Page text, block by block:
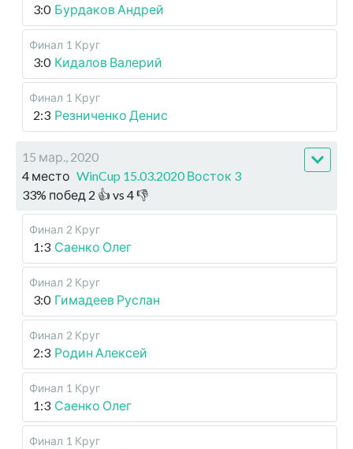
3:0 Бурдаков Андрей
Финал 1 Круг
3:0 Кидалов Валерий
Финал 1 Круг
2:3 Резниченко Денис
15 мар., 2020
4 место WinCup 15.03.2020 Восток 3
33% побед 2 👍 vs 4👎
Финал 2 Круг
1:3 Саенко Олег
Финал 2 Круг
3:0 Гимадеев Руслан
Финал 2 Круг
2:3 Родин Алексей
Финал 1 Круг
1:3 Саенко Олег
Финал 1 Круг